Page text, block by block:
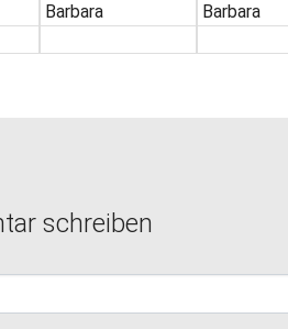
Barbara Barbara
schreiben